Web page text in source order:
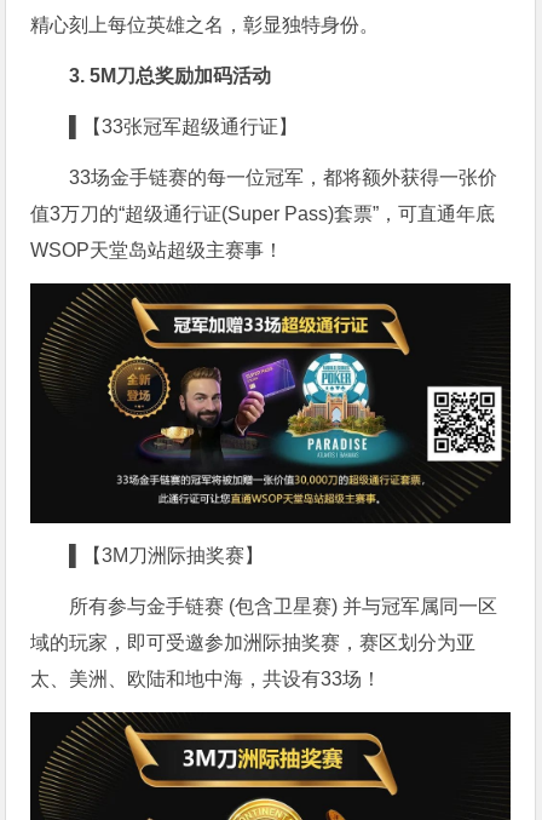
精心刻上每位英雄之名，彰显独特身份。
3. 5M刀总奖励加码活动
▌【33张冠军超级通行证】
33场金手链赛的每一位冠军，都将额外获得一张价
值3万刀的“超级通行证(Super Pass)套票”，可直通年底
WSOP天堂岛站超级主赛事！
▌【3M刀洲际抽奖赛】
所有参与金手链赛 (包含卫星赛) 并与冠军属同一区
域的玩家，即可受邀参加洲际抽奖赛，赛区划分为亚
太、美洲、欧陆和地中海，共设有33场！